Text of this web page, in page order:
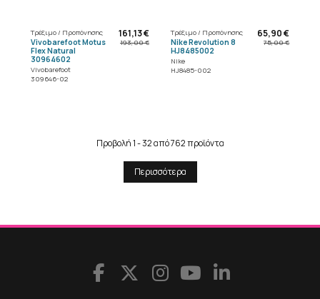
Τρέξιμο / Προπόνησης
Vivobarefoot Motus
Flex Natural
30964602
Vivobarefoot
309646-02
161,13 €
193,00 €
Τρέξιμο / Προπόνησης
Nike Revolution 8
HJ8485002
Nike
HJ8485-002
65,90 €
75,00 €
Προβολή 1 - 32 από 762 προϊόντα
Περισσότερα